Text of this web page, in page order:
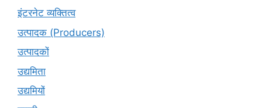
इंटरनेट व्यक्तित्व
उत्पादक (Producers)
उत्पादकों
उद्यमिता
उद्यमियों